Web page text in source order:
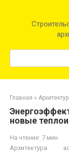
Главная »
новые
На чтение: 7 мин
Архитектура